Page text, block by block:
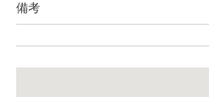
備考